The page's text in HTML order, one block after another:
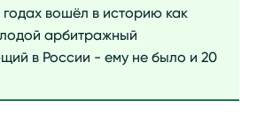
годах вошёл в историю как
арбитражный
в России - ему не было и 20